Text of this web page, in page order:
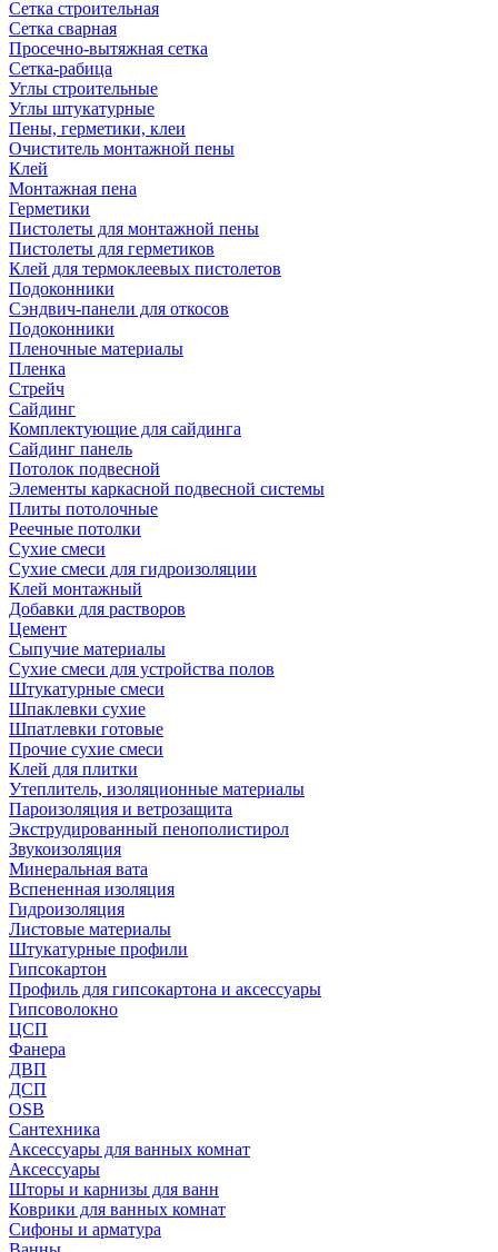
Сетка строительная
Сетка сварная
Просечно-вытяжная сетка
Сетка-рабица
Углы строительные
Углы штукатурные
Пены, герметики, клеи
Очиститель монтажной пены
Клей
Монтажная пена
Герметики
Пистолеты для монтажной пены
Пистолеты для герметиков
Клей для термоклеевых пистолетов
Подоконники
Сэндвич-панели для откосов
Подоконники
Пленочные материалы
Пленка
Стрейч
Сайдинг
Комплектующие для сайдинга
Сайдинг панель
Потолок подвесной
Элементы каркасной подвесной системы
Плиты потолочные
Реечные потолки
Сухие смеси
Сухие смеси для гидроизоляции
Клей монтажный
Добавки для растворов
Цемент
Сыпучие материалы
Сухие смеси для устройства полов
Штукатурные смеси
Шпаклевки сухие
Шпатлевки готовые
Прочие сухие смеси
Клей для плитки
Утеплитель, изоляционные материалы
Пароизоляция и ветрозащита
Экструдированный пенополистирол
Звукоизоляция
Минеральная вата
Вспененная изоляция
Гидроизоляция
Листовые материалы
Штукатурные профили
Гипсокартон
Профиль для гипсокартона и аксессуары
Гипсоволокно
ЦСП
Фанера
ДВП
ДСП
OSB
Сантехника
Аксессуары для ванных комнат
Аксессуары
Шторы и карнизы для ванн
Коврики для ванных комнат
Сифоны и арматура